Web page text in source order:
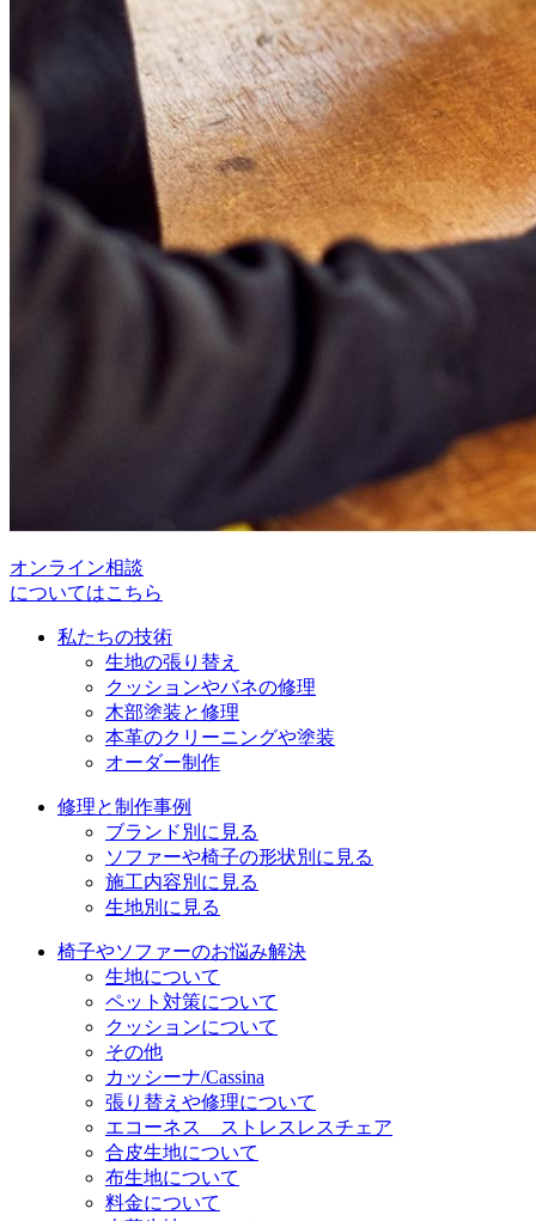
オンライン相談
についてはこちら
私たちの技術
生地の張り替え
クッションやバネの修理
木部塗装と修理
本革のクリーニングや塗装
オーダー制作
修理と制作事例
ブランド別に見る
ソファーや椅子の形状別に見る
施工内容別に見る
生地別に見る
椅子やソファーのお悩み解決
生地について
ペット対策について
クッションについて
その他
カッシーナ/Cassina
張り替えや修理について
エコーネス ストレスレスチェア
合皮生地について
布生地について
料金について